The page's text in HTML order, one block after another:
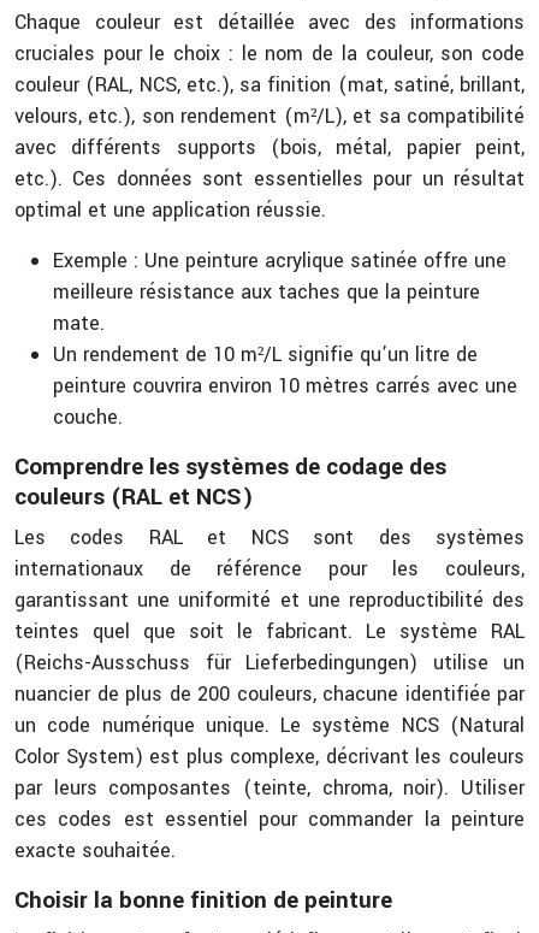
Chaque couleur est détaillée avec des informations
cruciales pour le choix : le nom de la couleur, son code
couleur (RAL, NCS, etc.), sa finition (mat, satiné, brillant,
velours, etc.), son rendement (m²/L), et sa compatibilité
avec différents supports (bois, métal, papier peint,
etc.). Ces données sont essentielles pour un résultat
optimal et une application réussie.
Exemple : Une peinture acrylique satinée offre une
meilleure résistance aux taches que la peinture
mate.
Un rendement de 10 m²/L signifie qu’un litre de
peinture couvrira environ 10 mètres carrés avec une
couche.
Comprendre les systèmes de codage des
couleurs (RAL et NCS)
Les codes RAL et NCS sont des systèmes
internationaux de référence pour les couleurs,
garantissant une uniformité et une reproductibilité des
teintes quel que soit le fabricant. Le système RAL
(Reichs-Ausschuss für Lieferbedingungen) utilise un
nuancier de plus de 200 couleurs, chacune identifiée par
un code numérique unique. Le système NCS (Natural
Color System) est plus complexe, décrivant les couleurs
par leurs composantes (teinte, chroma, noir). Utiliser
ces codes est essentiel pour commander la peinture
exacte souhaitée.
Choisir la bonne finition de peinture